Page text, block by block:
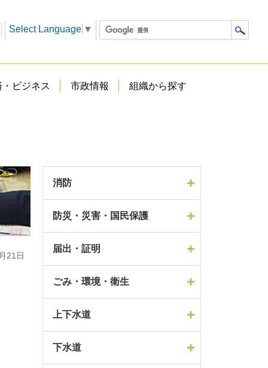
Select Language ▼
ビジネス 市政情報 組織から探す
21日
消防
防災・災害・国民保護
届出・証明
ごみ・環境・衛生
上下水道
下水道